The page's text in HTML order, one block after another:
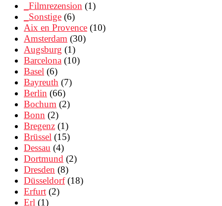
_Filmrezension (1)
_Sonstige (6)
Aix en Provence (10)
Amsterdam (30)
Augsburg (1)
Barcelona (10)
Basel (6)
Bayreuth (7)
Berlin (66)
Bochum (2)
Bonn (2)
Bregenz (1)
Brüssel (15)
Dessau (4)
Dortmund (2)
Dresden (8)
Düsseldorf(18)
Erfurt (2)
Erl (1)